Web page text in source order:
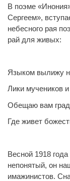
В поэме
Сергеем»,
небесного рая
рай для живых:
Языком вылижу
Лики мучеников
Обещаю вам
Где живет
Весной 1918
непонятый, он
имажинистов.